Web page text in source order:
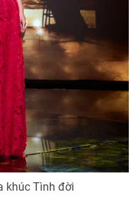
khúc Tình đời